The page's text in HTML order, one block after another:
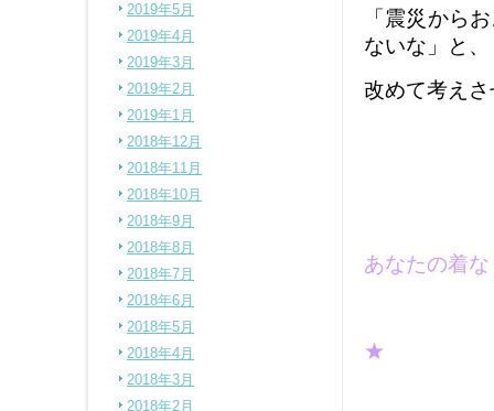
「震災から
ないな」と、
改めて考え
あなたの着
★
2019年5月
2019年4月
2019年3月
2019年2月
2019年1月
2018年12月
2018年11月
2018年10月
2018年9月
2018年8月
2018年7月
2018年6月
2018年5月
2018年4月
2018年3月
2018年2月